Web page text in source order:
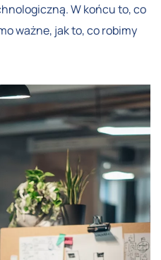
W końcu to, co
ważne, jak to, co robimy